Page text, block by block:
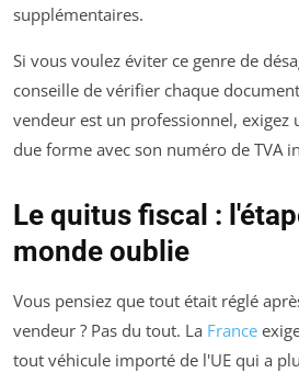
supplémentaires.
Si vous voulez éviter ce genre de
conseille de vérifier chaque
vendeur est un professionnel, exigez
due forme avec son numéro de TVA
Le quitus fiscal :
monde oublie
Vous pensiez que tout était réglé
vendeur ? Pas du tout. La France
tout véhicule importé de l'UE qui a